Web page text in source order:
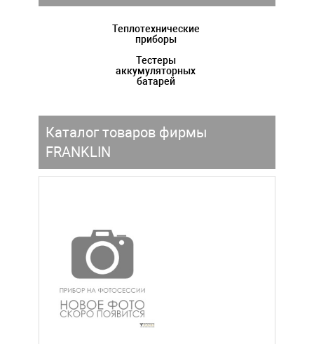
Теплотехнические
приборы
Тестеры
аккумуляторных
батарей
Каталог товаров фирмы
FRANKLIN